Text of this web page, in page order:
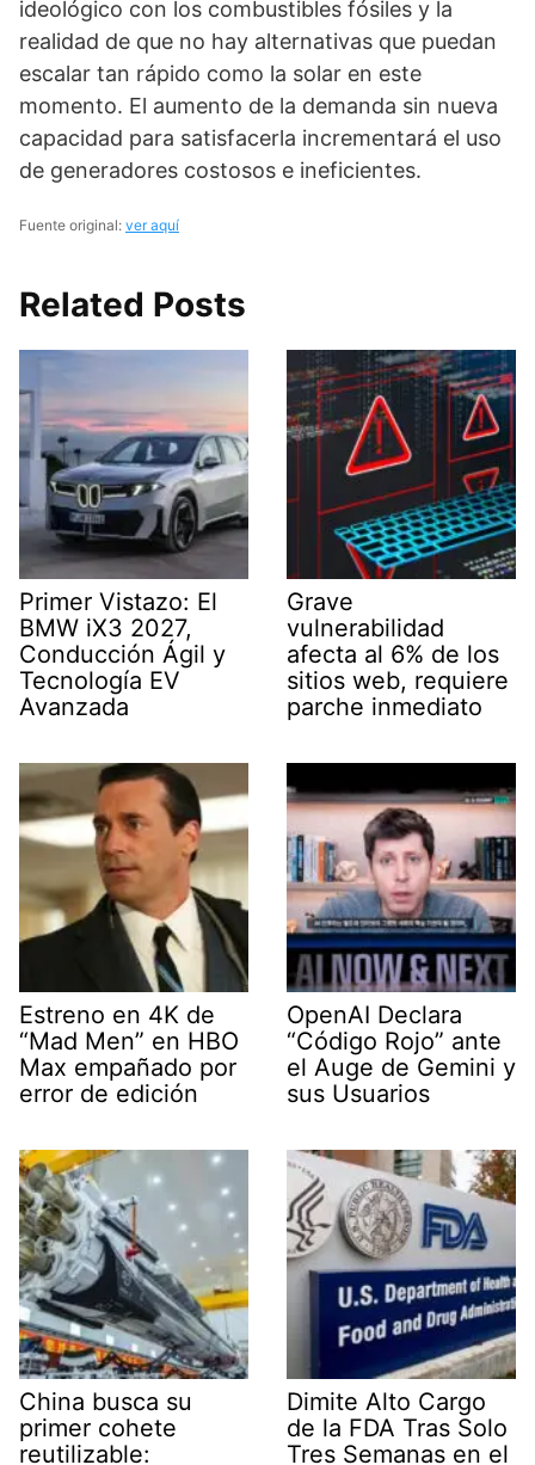
ideológico con los combustibles fósiles y la
realidad de que no hay alternativas que puedan
escalar tan rápido como la solar en este
momento. El aumento de la demanda sin nueva
capacidad para satisfacerla incrementará el uso
de generadores costosos e ineficientes.
Fuente original: ver aquí
Related Posts
Primer Vistazo: El
BMW iX3 2027,
Conducción Ágil y
Tecnología EV
Avanzada
Grave
vulnerabilidad
afecta al 6% de los
sitios web, requiere
parche inmediato
Estreno en 4K de
“Mad Men” en HBO
Max empañado por
error de edición
OpenAI Declara
“Código Rojo” ante
el Auge de Gemini y
sus Usuarios
China busca su
primer cohete
reutilizable:
Dimite Alto Cargo
de la FDA Tras Solo
Tres Semanas en el